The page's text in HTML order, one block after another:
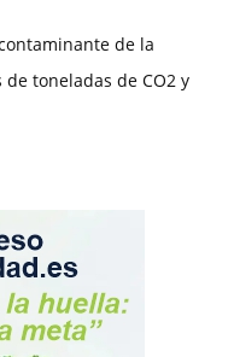
de la
toneladas de CO2 y